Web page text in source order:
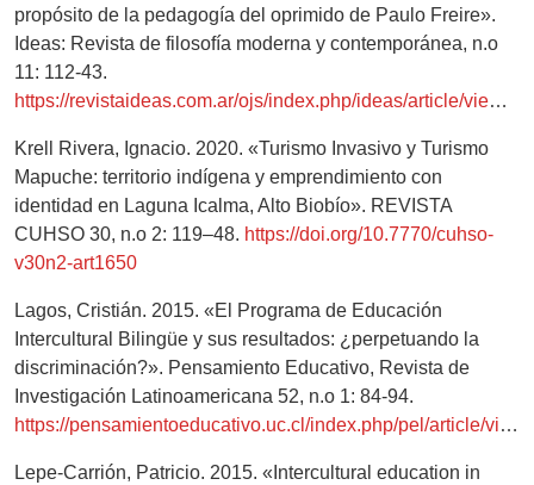
propósito de la pedagogía del oprimido de Paulo Freire».
Ideas: Revista de filosofía moderna y contemporánea, n.o
11: 112-43.
https://revistaideas.com.ar/ojs/index.php/ideas/article/view/88
Krell Rivera, Ignacio. 2020. «Turismo Invasivo y Turismo
Mapuche: territorio indígena y emprendimiento con
identidad en Laguna Icalma, Alto Biobío». REVISTA
CUHSO 30, n.o 2: 119–48. https://doi.org/10.7770/cuhso-
v30n2-art1650
Lagos, Cristián. 2015. «El Programa de Educación
Intercultural Bilingüe y sus resultados: ¿perpetuando la
discriminación?». Pensamiento Educativo, Revista de
Investigación Latinoamericana 52, n.o 1: 84-94.
https://pensamientoeducativo.uc.cl/index.php/pel/article/view/26085/20941
Lepe-Carrión, Patricio. 2015. «Intercultural education in